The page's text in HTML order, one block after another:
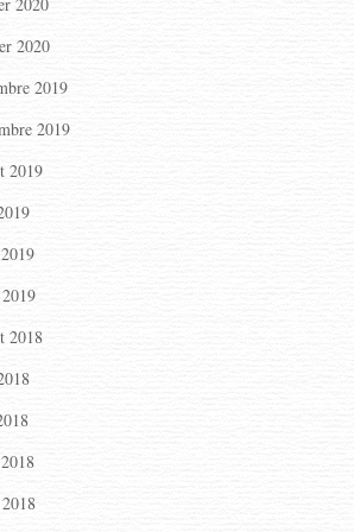
2020
2019
2019
2019
2018